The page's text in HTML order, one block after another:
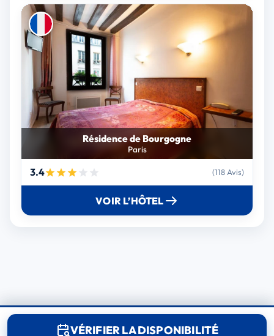
Résidence de Bourgogne
Paris
3.4 (118 Avis)
VOIR L’HÔTEL
Mentions légales
Politique relative aux cookies
VÉRIFIER LA DISPONIBILITÉ